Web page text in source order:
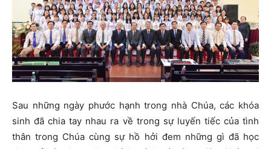
Sau những ngày phước hạnh trong nhà Chúa, các khóa
sinh đã chia tay nhau ra về trong sự luyến tiếc của tình
thân trong Chúa cùng sự hồ hởi đem những gì đã học